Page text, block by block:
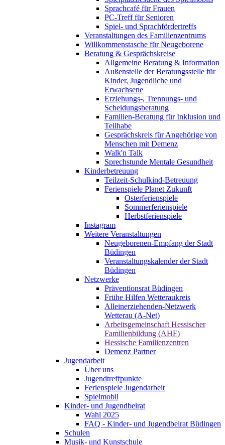
Sprachcafé für Frauen
PC-Treff für Senioren
Spiel- und Sprachfördertreffs
Veranstaltungen des Familienzentrums
Willkommenstasche für Neugeborene
Beratung & Gesprächskreise
Allgemeine Beratung & Information
Außenstelle der Beratungsstelle für
Kinder, Jugendliche und
Erwachsene
Erziehungs-, Trennungs- und
Scheidungsberatung
Familien-Beratung für Inklusion und
Teilhabe
Gesprächskreis für Angehörige von
Menschen mit Demenz
Walk'n Talk
Sprechstunde Mentale Gesundheit
Kinderbetreuung
Teilzeit-Schulkind-Betreuung
Ferienspiele Planet Zukunft
Osterferienspiele
Sommerferienspiele
Herbstferienspiele
Instagram
Weitere Veranstaltungen
Neugeborenen-Empfang der Stadt
Büdingen
Veranstaltungskalender der Stadt
Büdingen
Netzwerke
Präventionsrat Büdingen
Frühe Hilfen Wetteraukreis
Alleinerziehenden-Netzwerk
Wetterau (A-Net)
Arbeitsgemeinschaft Hessischer
Familienbildung (AHF)
Hessische Familienzentren
Demenz Partner
Jugendarbeit
Über uns
Jugendtreffpunkte
Ferienspiele Jugendarbeit
Spielmobil
Kinder- und Jugendbeirat
Wahl 2025
FAQ - Kinder- und Jugendbeirat Büdingen
Schulen
Musik- und Kunstschule